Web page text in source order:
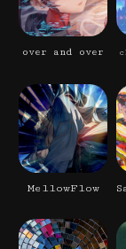
over and over
MellowFlow